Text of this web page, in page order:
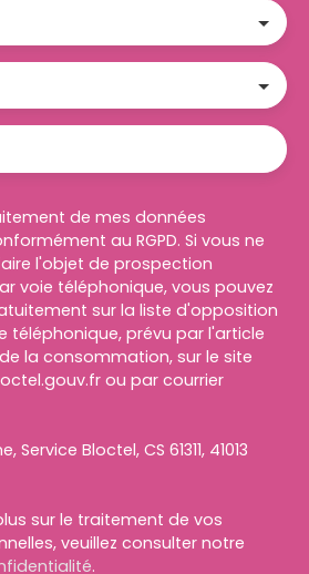
de mes données
au RGPD. Si vous ne
l'objet de prospection
voie téléphonique, vous pouvez
sur la liste d'opposition
téléphonique, prévu par l'article
la consommation, sur le site
ou par courrier
Service Bloctel, CS 61311, 41013
sur le traitement de vos
veuillez consulter notre
.